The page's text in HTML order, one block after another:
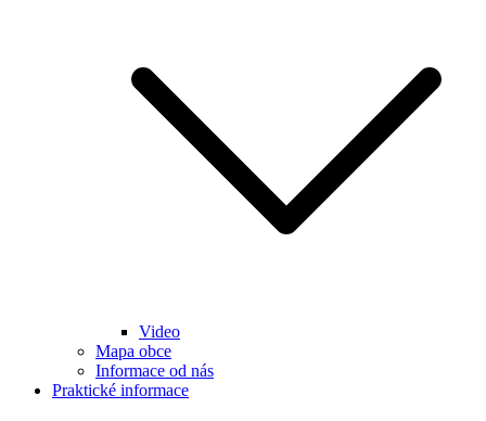
Video
Mapa obce
Informace od nás
Praktické informace